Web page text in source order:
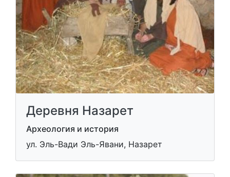
Деревня Назарет
Археология и история
ул. Эль-Вади Эль-Явани, Назарет